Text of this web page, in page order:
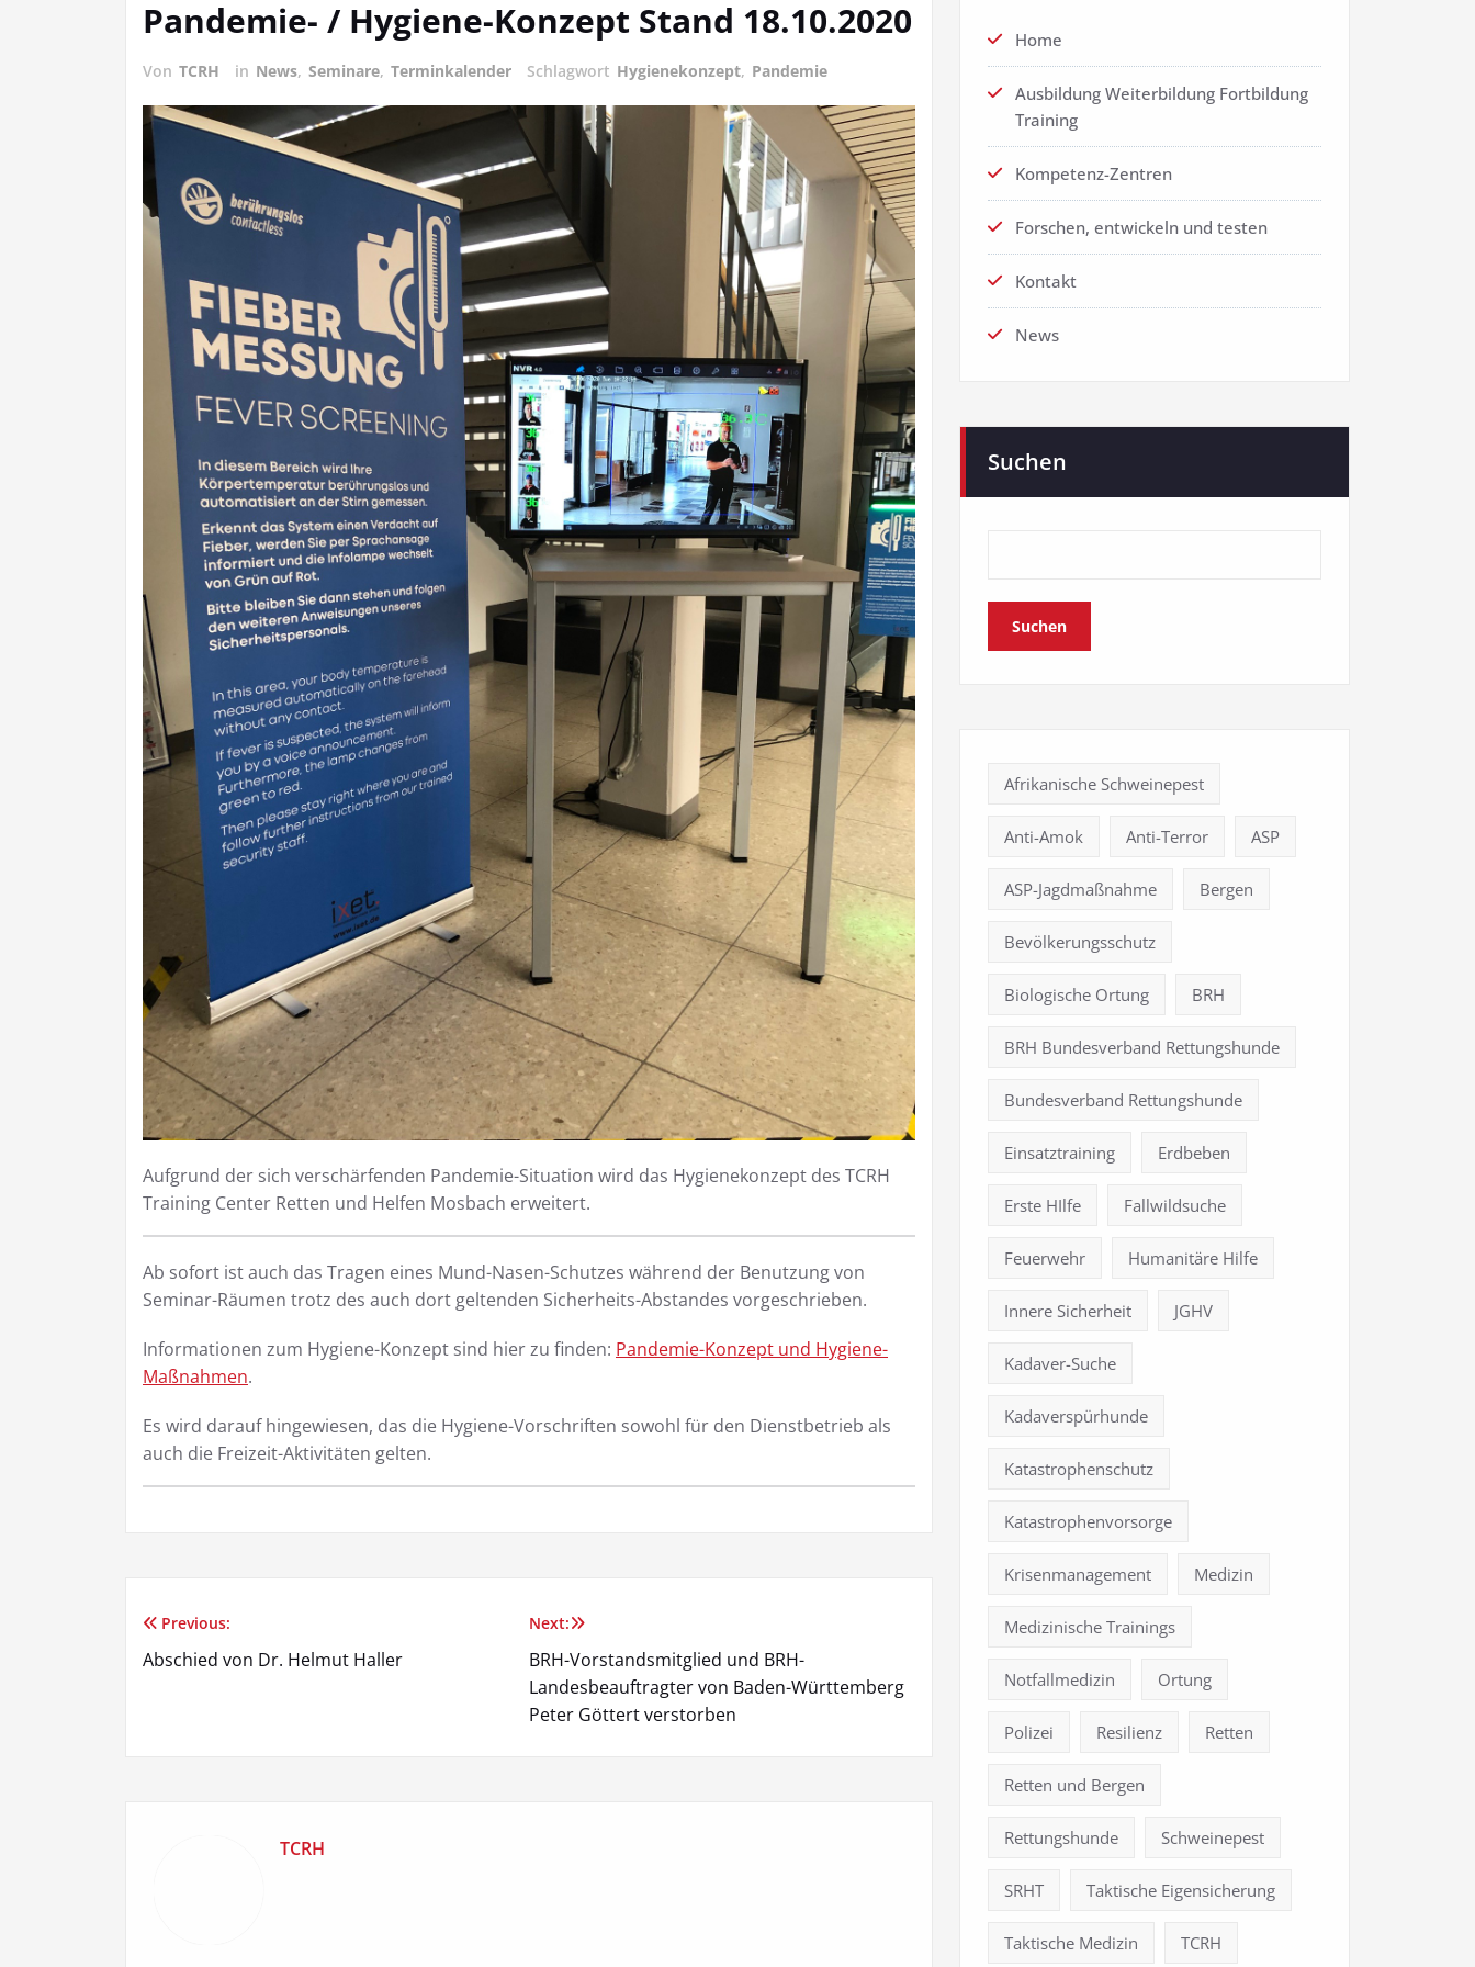
Pandemie- / Hygiene-Konzept Stand 18.10.2020
Von TCRH in News, Seminare, Terminkalender Schlagwort Hygienekonzept, Pandemie
Aufgrund der sich verschärfenden Pandemie-Situation wird das Hygienekonzept des TCRH
Training Center Retten und Helfen Mosbach erweitert.
Ab sofort ist auch das Tragen eines Mund-Nasen-Schutzes während der Benutzung von
Seminar-Räumen trotz des auch dort geltenden Sicherheits-Abstandes vorgeschrieben.
Informationen zum Hygiene-Konzept sind hier zu finden: Pandemie-Konzept und Hygiene-
Maßnahmen.
Es wird darauf hingewiesen, das die Hygiene-Vorschriften sowohl für den Dienstbetrieb als
auch die Freizeit-Aktivitäten gelten.
Beitragsnavigation
Previous:
Abschied von Dr. Helmut Haller
Next:
BRH-Vorstandsmitglied und BRH-
Landesbeauftragter von Baden-Württemberg
Peter Göttert verstorben
TCRH
Home
Ausbildung Weiterbildung Fortbildung
Training
Kompetenz-Zentren
Forschen, entwickeln und testen
Kontakt
News
Suchen
Suchen
Afrikanische Schweinepest
Anti-Amok Anti-Terror ASP
ASP-Jagdmaßnahme Bergen
Bevölkerungsschutz
Biologische Ortung BRH
BRH Bundesverband Rettungshunde
Bundesverband Rettungshunde
Einsatztraining Erdbeben
Erste HIlfe Fallwildsuche
Feuerwehr Humanitäre Hilfe
Innere Sicherheit JGHV
Kadaver-Suche
Kadaverspürhunde
Katastrophenschutz
Katastrophenvorsorge
Krisenmanagement Medizin
Medizinische Trainings
Notfallmedizin Ortung
Polizei Resilienz Retten
Retten und Bergen
Rettungshunde Schweinepest
SRHT Taktische Eigensicherung
Taktische Medizin TCRH